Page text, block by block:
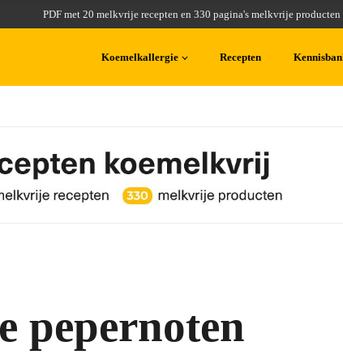
PDF met 20 melkvrije recepten en 330 pagina's melkvrije producten
Koemelkallergie Recepten
pepernoten